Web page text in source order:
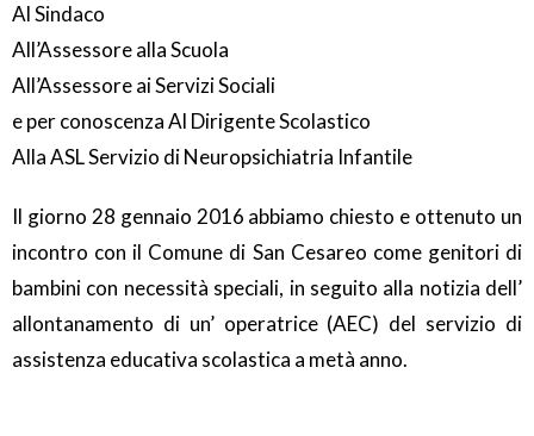
Al Sindaco
All’Assessore alla Scuola
All’Assessore ai Servizi Sociali
e per conoscenza Al Dirigente Scolastico
Alla ASL Servizio di Neuropsichiatria Infantile
Il giorno 28 gennaio 2016 abbiamo chiesto e ottenuto un
incontro con il Comune di San Cesareo come genitori di
bambini con necessità speciali, in seguito alla notizia dell’
allontanamento di un’ operatrice (AEC) del servizio di
assistenza educativa scolastica a metà anno.